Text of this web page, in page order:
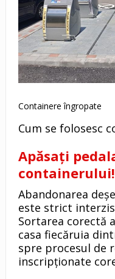
Containere îngropate
Cum se folosesc
Apăsați
containerului!
Abandonarea
este strict
Sortarea corectă
casa fiecăruia
spre procesul de
inscripționate